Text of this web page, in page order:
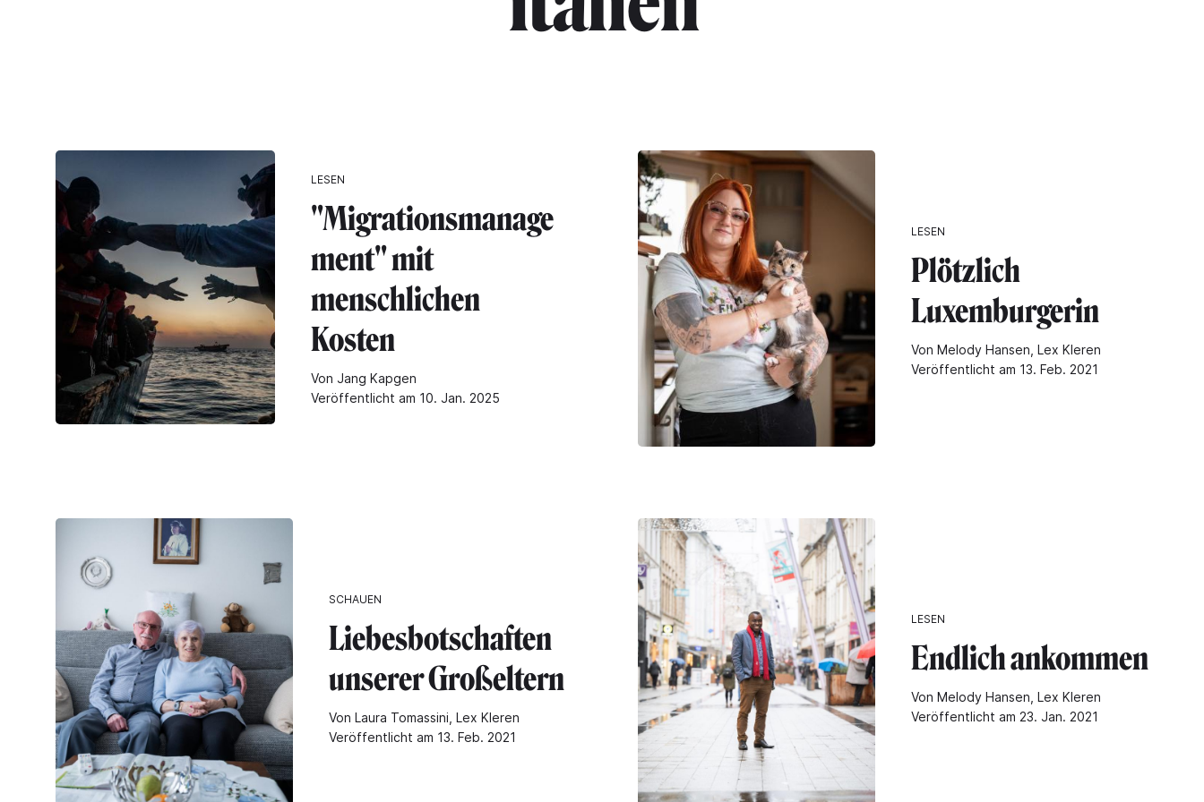
LESEN
"Migrationsmanage
ment" mit
menschlichen
Kosten
Von Jang Kapgen
Veröffentlicht am 10. Jan. 2025
LESEN
Plötzlich
Luxemburgerin
Von Melody Hansen, Lex Kleren
Veröffentlicht am 13. Feb. 2021
SCHAUEN
Liebesbotschaften
unserer Großeltern
Von Laura Tomassini, Lex Kleren
Veröffentlicht am 13. Feb. 2021
LESEN
Endlich ankommen
Von Melody Hansen, Lex Kleren
Veröffentlicht am 23. Jan. 2021